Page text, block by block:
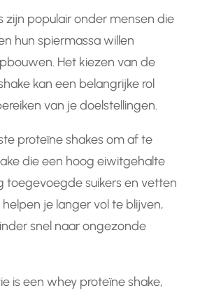
zijn populair onder mensen die
hun spiermassa willen
Het kiezen van de
kan een belangrijke rol
van je doelstellingen.
proteïne shakes om af te
die een hoog eiwitgehalte
toegevoegde suikers en vetten
je langer vol te blijven,
snel naar ongezonde
is een whey proteïne shake,